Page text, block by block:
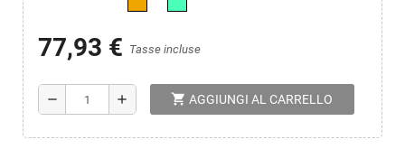
77,93 € Tasse incluse
remove add shopping_cart AGGIUNGI AL CARRELLO